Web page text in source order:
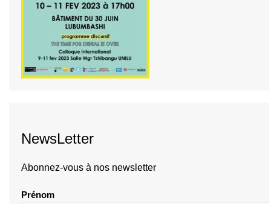
NewsLetter
Abonnez-vous à nos newsletter
Prénom